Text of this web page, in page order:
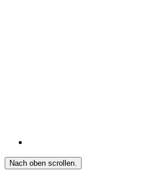
Nach oben scrollen.